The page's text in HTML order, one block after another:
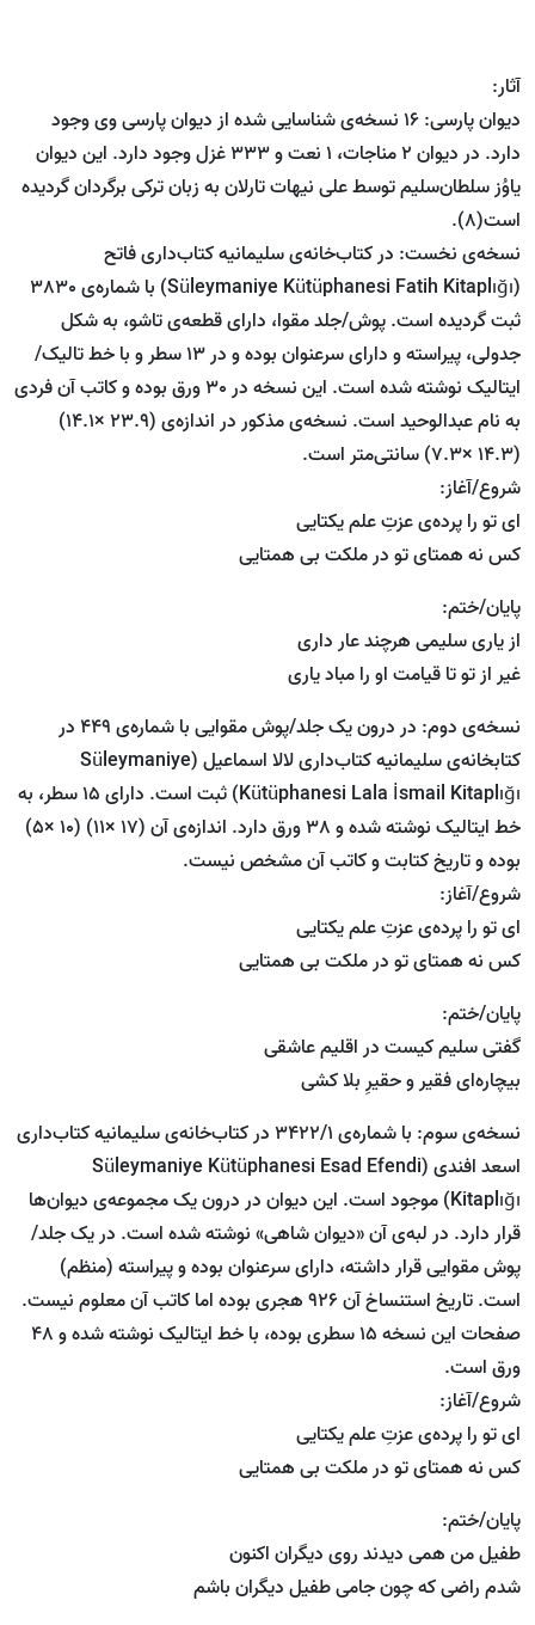
آثار:
دیوان پارسی: 16 نسخه‌ی شناسایی شده از دیوان پارسی وی وجود
دارد. در دیوان 2 مناجات، 1 نعت و 333 غزل وجود دارد. این دیوان
یاوُز سلطان‌سلیم توسط علی نیهات تارلان به زبان ترکی برگردان گردیده
است(8).
نسخه‌ی نخست: در کتاب‌خانه‌ی سلیمانیه کتاب‌داری فاتح
(Süleymaniye Kütüphanesi Fatih Kitaplığı) با شماره‌ی 3830
ثبت گردیده است. پوش/جلد مقوا، دارای قطعه‌ی تاشو، به شکل
جدولی، پیراسته و دارای سرعنوان بوده و در 13 سطر و با خط تالیک/
ایتالیک نوشته شده است. این نسخه در 30 ورق بوده و کاتب آن فردی
به نام عبدالوحید است. نسخه‌ی مذکور در اندازه‌ی (23.9 ×14.1)
(14.3 ×7.3) سانتی‌متر است.
شروع/آغاز:
ای تو را پرده‌ی عزتِ علم یکتایی
کس نه همتای تو در ملکت بی همتایی
پایان/ختم:
از یاری سلیمی هرچند عار داری
غیر از تو تا قیامت او را مباد یاری
نسخه‌ی دوم: در درون یک جلد/پوش مقوایی با شماره‌ی 449 در
کتابخانه‌ی سلیمانیه کتاب‌داری لالا اسماعیل (Süleymaniye
Kütüphanesi Lala İsmail Kitaplığı) ثبت است. دارای 15 سطر، به
خط ایتالیک نوشته شده و 38 ورق دارد. اندازه‌ی آن (17 ×11) (10 ×5)
بوده و تاریخ کتابت و کاتب آن مشخص نیست.
شروع/آغاز:
ای تو را پرده‌ی عزتِ علم یکتایی
کس نه همتای تو در ملکت بی همتایی
پایان/ختم:
گفتی سلیم کیست در اقلیم عاشقی
بیچاره‌ای فقیر و حقیرِ بلا کشی
نسخه‌ی سوم: با شماره‌ی 3422/1 در کتاب‌خانه‌ی سلیمانیه کتاب‌داری
اسعد افندی (Süleymaniye Kütüphanesi Esad Efendi
Kitaplığı) موجود است. این دیوان در درون یک مجموعه‌ی دیوان‌ها
قرار دارد. در لبه‌ی آن «دیوان شاهی» نوشته شده است. در یک جلد/
پوش مقوایی قرار داشته، دارای سرعنوان بوده و پیراسته (منظم)
است. تاریخ استنساخ آن 926 هجری بوده اما کاتب آن معلوم نیست.
صفحات این نسخه 15 سطری بوده، با خط ایتالیک نوشته شده و 48
ورق است.
شروع/آغاز:
ای تو را پرده‌ی عزتِ علم یکتایی
کس نه همتای تو در ملکت بی همتایی
پایان/ختم:
طفیل من همی دیدند روی دیگران اکنون
شدم راضی که چون جامی طفیل دیگران باشم